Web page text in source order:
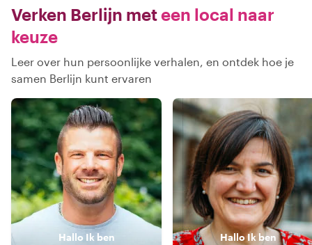
Verken Berlijn meteen local naar
keuze
Leer over hun persoonlijke verhalen, en ontdek hoe je
samen Berlijn kunt ervaren
Hallo Ik ben HalloIk ben